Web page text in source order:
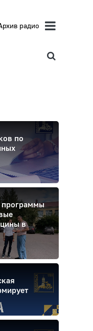
радио
по
программы
в